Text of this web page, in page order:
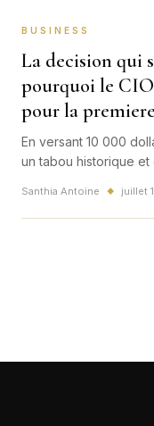
BUSINESS
La decision qui
pourquoi le
pour la
En versant 10 000
un tabou historique et
Paris 2024 vers
Santhia Antoine ◆ juillet